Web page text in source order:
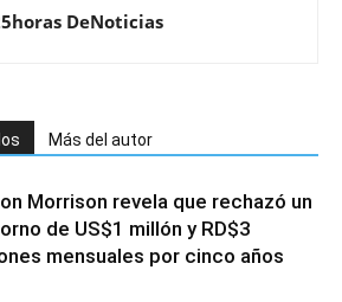
DeNoticias
Más del autor
Morrison revela que rechazó un
de US$1 millón y RD$3
mensuales por cinco años